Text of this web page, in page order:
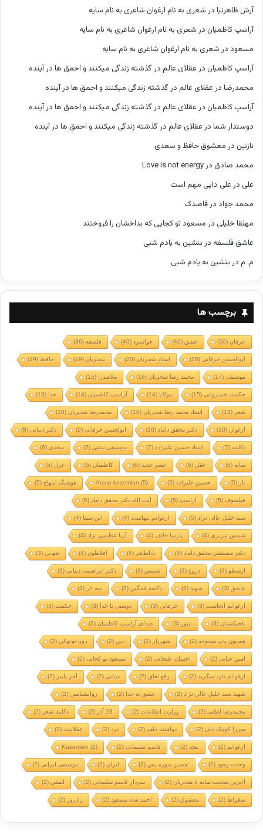
آرش ظاهرنیا در شعری به نام ارغوان شاعری به نام سایه
آراسپ کاظمیان در شعری به نام ارغوان شاعری به نام سایه
مسعود در شعری به نام ارغوان شاعری به نام سایه
آراسپ کاظمیان در عقلای عالم در گذشته زندگی میکنند و احمق ها در آینده
محمدرضا در عقلای عالم در گذشته زندگی میکنند و احمق ها در آینده
آراسپ کاظمیان در عقلای عالم در گذشته زندگی میکنند و احمق ها در آینده
دوستدار شما در عقلای عالم در گذشته زندگی میکنند و احمق ها در آینده
نازنین در معشوق حافظ و سعدی
محمد صادق در Love is not energy
علی در علی دایی مهم است
محمد جواد در قاصدک
مهلقا خلیلی در مسعود تو کجایی که بداخشان را فروختند
عاشق فلسفه در بنشین به یادم شبی
م. م در بنشین به یادم شبی
برچسب ها
عرفان(50) عشق (46) جوانمرد (40) فلسفه(36)
ابوالحسن خرقانی(25) استاد شجریان(20) شجریان(19) حافظ (19)
موسیقی(17) محمد رضا شجریان(16) ملاصدرا (15)
حکمت خسروانی(15) مولانا (14) آراسپ کاظمیان(14) خدا (13)
شعر (13) استاد محمد رضا شجریان(10) محمدرضا شجریان(10)
ارغوان(10) دکتر محقق داماد (10) ابولحسن خرقانی(9) دکتر دینانی(8)
دکلمه(7) استاد حسین علیزاده(7) موسیقی سنتی(7) سعدی(6)
سایه(6) عقل (6) عصر جدید (6) کاظمیان(5) غزل (5)
تار (5) حسین علیزاده(5)
Arasp kazemian (5) هوشنگ ابتهاج(5)
فیلسوف(5) آراسپ(5) آیت الله دکتر محقق داماد (5)
سید خلیل عالی نژاد (5) ارغوانم تنهاست(4) ابن سینا (4)
شمس تبریزی(4) پارسا خائف(4) آریا عظیمی نژاد (4)
دکتر مصطفی محقق داماد (4) باباطاهر (4) افلاطون(4) تنهایی(3)
ارسطو (3) دروغ (3) شمس (3) دکتر ابراهیمی دینانی(3)
عاشق (3) شهید (3) دکلمه غمگین (3) سه تار (3)
ارغوانم آنجاست(3) خرقانی(3) دوستی با خدا (3) حکمت(3)
تاجیکستان(3) تنبور (3) صدای آراسپ کاظمیان(3)
همایون پاپ میخواند (2) شهریار (2) دین (2) رویا نونهالی(2)
امین حیایی(2) احسان علیخانی(2) مسعود تو کجایی(2)
ارغوانم دارد میگرید (2) رفع تعلق (2) دینانی(2) آخر پاییز (2)
شهید سید خلیل عالی نژاد (2) عشق به خدا (2) روانشناسی(2)
محمدرضا لطفی(2) وزارت اطلاعات(2) 28 آذر (2) دکلمه شعر (2)
میرزا کوچک خان(2) دولتمند خلف(2) درد (2) عقلانیت(2)
ارغوانم (2) نیچه(2) قاسم سلیمانی(2)
Kazemian (2)
وحدت وجود (2) تفسیر سوره یس (2) ایران(2) موسیقی ایرانی(2)
آخرین صحبت سایه با شجریان(2) سردار قاسم سلیمانی(2) لطفی(2)
سقراط (2) معشوق(2) احمد شاه مسعود (2) زادروز (2)